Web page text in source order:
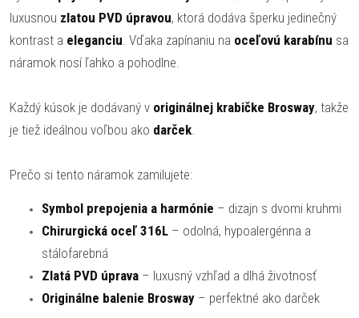
luxusnou zlatou PVD úpravou, ktorá dodáva šperku jedinečný
kontrast a eleganciu. Vďaka zapínaniu na oceľovú karabínu sa
náramok nosí ľahko a pohodlne.
Každý kúsok je dodávaný v originálnej krabičke Brosway, takže
je tiež ideálnou voľbou ako darček.
Prečo si tento náramok zamilujete:
Symbol prepojenia a harmónie – dizajn s dvomi kruhmi
Chirurgická oceľ 316L – odolná, hypoalergénna a
stálofarebná
Zlatá PVD úprava – luxusný vzhľad a dlhá životnosť
Originálne balenie Brosway – perfektné ako darček